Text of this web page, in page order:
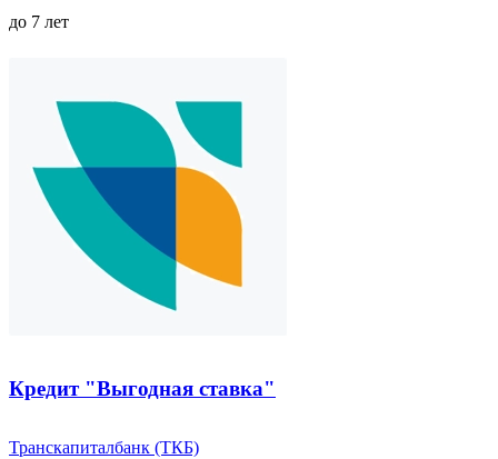
до 7 лет
Кредит "Выгодная ставка"
Транскапиталбанк (ТКБ)